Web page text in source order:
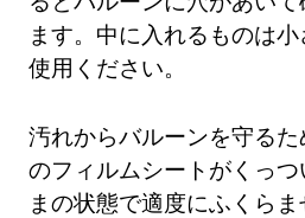
ます。中に入れるものは
使用ください。
汚れからバルーンを守る
のフィルムシートがくっ
まの状態で適度にふくら